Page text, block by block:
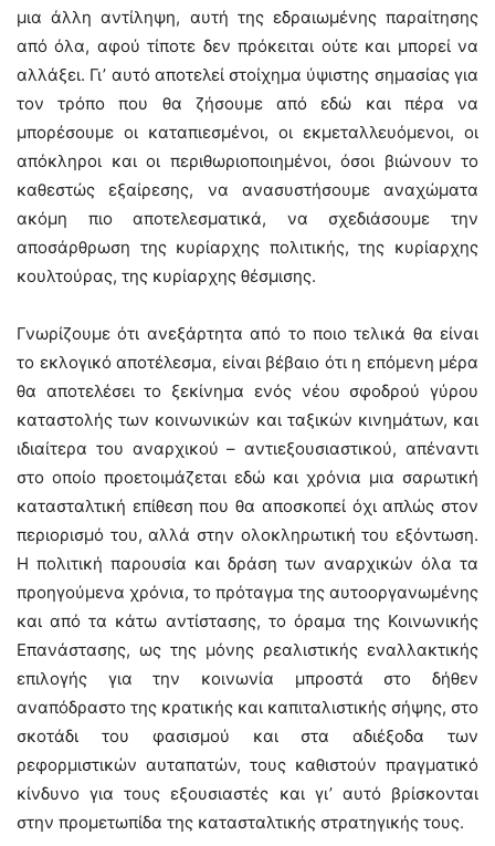
μια άλλη αντίληψη, αυτή της εδραιωμένης παραίτησης
από όλα, αφού τίποτε δεν πρόκειται ούτε και μπορεί να
αλλάξει. Γι’ αυτό αποτελεί στοίχημα ύψιστης σημασίας για
τον τρόπο που θα ζήσουμε από εδώ και πέρα να
μπορέσουμε οι καταπιεσμένοι, οι εκμεταλλευόμενοι, οι
απόκληροι και οι περιθωριοποιημένοι, όσοι βιώνουν το
καθεστώς εξαίρεσης, να ανασυστήσουμε αναχώματα
ακόμη πιο αποτελεσματικά, να σχεδιάσουμε την
αποσάρθρωση της κυρίαρχης πολιτικής, της κυρίαρχης
κουλτούρας, της κυρίαρχης θέσμισης.
Γνωρίζουμε ότι ανεξάρτητα από το ποιο τελικά θα είναι
το εκλογικό αποτέλεσμα, είναι βέβαιο ότι η επόμενη μέρα
θα αποτελέσει το ξεκίνημα ενός νέου σφοδρού γύρου
καταστολής των κοινωνικών και ταξικών κινημάτων, και
ιδιαίτερα του αναρχικού – αντιεξουσιαστικού, απέναντι
στο οποίο προετοιμάζεται εδώ και χρόνια μια σαρωτική
κατασταλτική επίθεση που θα αποσκοπεί όχι απλώς στον
περιορισμό του, αλλά στην ολοκληρωτική του εξόντωση.
Η πολιτική παρουσία και δράση των αναρχικών όλα τα
προηγούμενα χρόνια, το πρόταγμα της αυτοοργανωμένης
και από τα κάτω αντίστασης, το όραμα της Κοινωνικής
Επανάστασης, ως της μόνης ρεαλιστικής εναλλακτικής
επιλογής για την κοινωνία μπροστά στο δήθεν
αναπόδραστο της κρατικής και καπιταλιστικής σήψης, στο
σκοτάδι του φασισμού και στα αδιέξοδα των
ρεφορμιστικών αυταπατών, τους καθιστούν πραγματικό
κίνδυνο για τους εξουσιαστές και γι’ αυτό βρίσκονται
στην προμετωπίδα της κατασταλτικής στρατηγικής τους.